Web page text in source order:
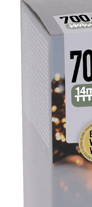
Tuin
Gereedschap
Huishouden
Persoonlijke
Elektronica